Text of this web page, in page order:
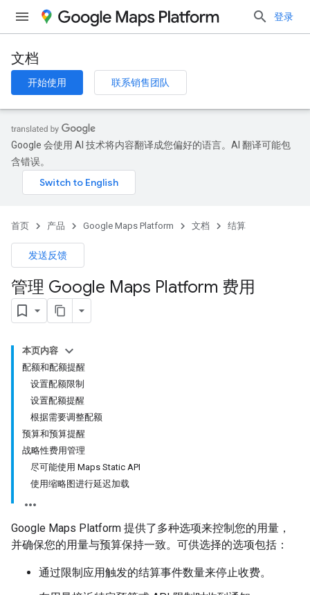
登录
文档
开始使用 联系销售团队
Google 会使用 AI 技术将内容翻译成您偏好的语言。AI 翻译可能包
含错误。
首页 产品 Google Maps Platform 文档 结算
发送反馈
管理 Google Maps Platform 费用
本页内容
配额和配额提醒
设置配额限制
设置配额提醒
根据需要调整配额
预算和预算提醒
战略性费用管理
尽可能使用 Maps Static API
使用缩略图进行延迟加载
Google Maps Platform 提供了多种选项来控制您的用量，
并确保您的用量与预算保持一致。可供选择的选项包括：
通过限制应用触发的结算事件数量来停止收费。